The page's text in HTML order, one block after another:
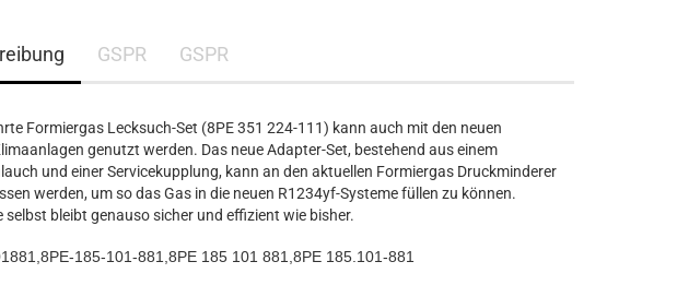
GSPR GSPR
Formiergas Lecksuch-Set (8PE 351 224-111) kann auch mit den neuen
genutzt werden. Das neue Adapter-Set, bestehend aus einem
und einer Servicekupplung, kann an den aktuellen Formiergas Druckminderer
werden, um so das Gas in die neuen R1234yf-Systeme füllen zu können.
selbst bleibt genauso sicher und effizient wie bisher.
185-101-881,8PE 185 101 881,8PE 185.101-881